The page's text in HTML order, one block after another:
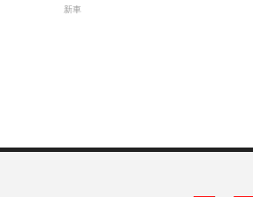
スポーツスクーター8月31日発売。
新車